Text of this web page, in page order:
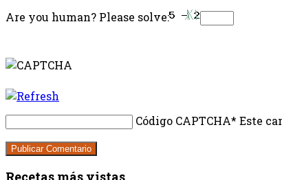
Are you human? Please solve:
Código CAPTCHA* Este